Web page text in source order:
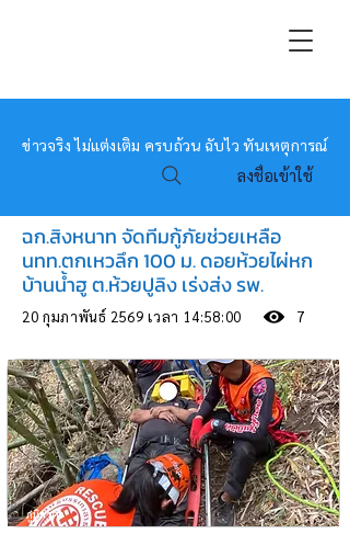
หมอข่าว
ข่าวจริง ไม่แต่งเติม ครบถ้วน ฉับไว ทันเหตุการณ์
ลงชื่อเข้าใช้
ฉก.สิงหนาท จัดทีมกู้ภัยช่วยเหลือ
นทท.ตกเหวลึก 100 ม. ดอยห้วยไผ่หก
บ้านน้ำฮู ต.ห้วยปูลิง เร่งส่ง รพ.
20 กุมภาพันธ์ 2569 เวลา 14:58:00 7
ภูมิภาค